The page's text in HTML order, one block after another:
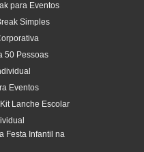
para Eventos
Simples
50 Pessoas
Eventos
Kit Lanche Escolar
Festa Infantil na